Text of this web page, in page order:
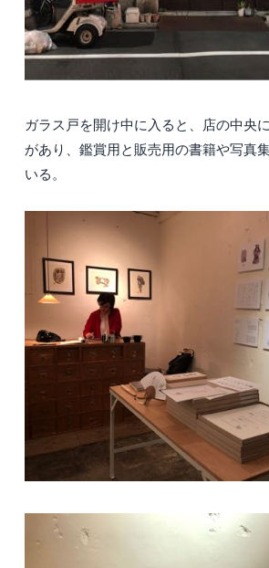
ガラス戸を開け中に入ると、店の中央
があり、鑑賞用と販売用の書籍や写真
いる。